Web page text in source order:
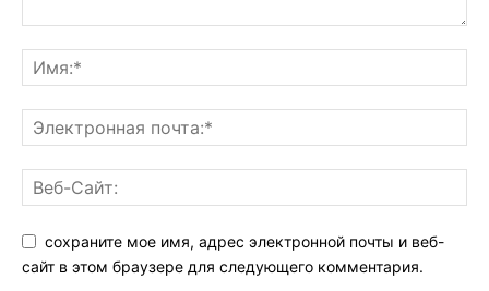
сохраните мое имя, адрес электронной почты и веб-
сайт в этом браузере для следующего комментария.